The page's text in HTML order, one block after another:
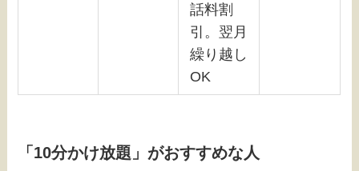
話料割
引。翌月
繰り越し
OK
「10分かけ放題」がおすすめな人